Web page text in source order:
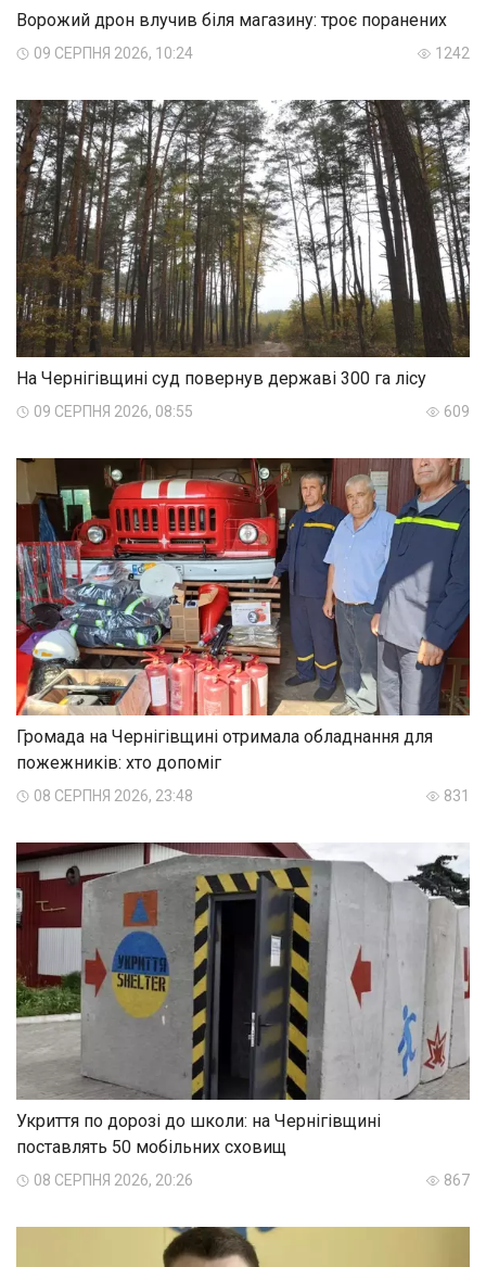
Ворожий дрон влучив біля магазину: троє поранених
09 СЕРПНЯ 2026, 10:24 1242
На Чернігівщині суд повернув державі 300 га лісу
09 СЕРПНЯ 2026, 08:55 609
Громада на Чернігівщині отримала обладнання для
пожежників: хто допоміг
08 СЕРПНЯ 2026, 23:48 831
Укриття по дорозі до школи: на Чернігівщині
поставлять 50 мобільних сховищ
08 СЕРПНЯ 2026, 20:26 867